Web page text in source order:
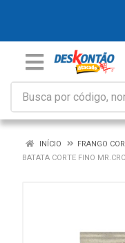
INÍCIO FRANGO
BATATA CORTE FINO